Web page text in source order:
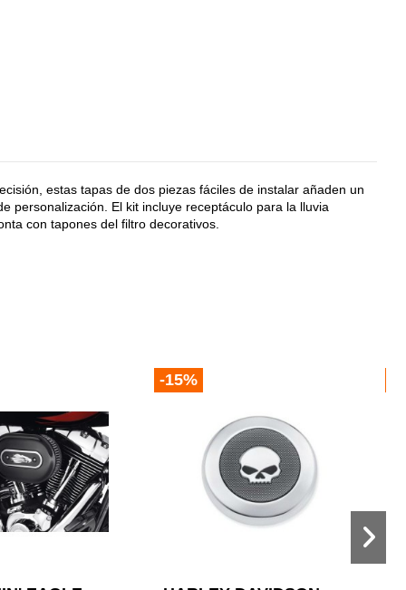
estas tapas de dos piezas fáciles de instalar añaden un
personalización. El kit incluye receptáculo para la lluvia
con tapones del filtro decorativos.
-15%